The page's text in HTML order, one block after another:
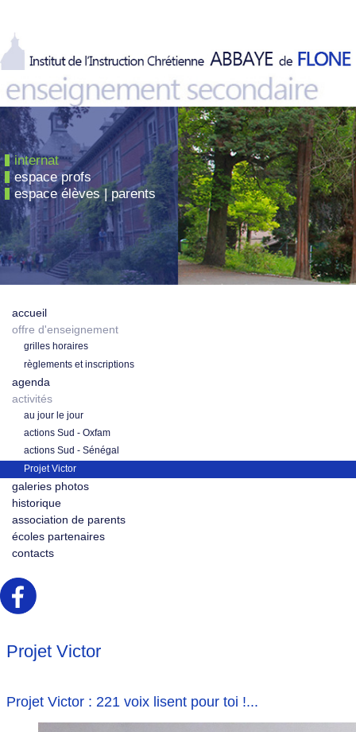
internat
espace profs
espace élèves | parents
accueil
offre d'enseignement
grilles horaires
règlements et inscriptions
agenda
activités
au jour le jour
actions Sud - Oxfam
actions Sud - Sénégal
Projet Victor
galeries photos
historique
association de parents
écoles partenaires
contacts
Projet Victor
Projet Victor : 221 voix lisent pour toi !...